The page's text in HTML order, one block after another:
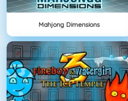
Mahjong Dimensions